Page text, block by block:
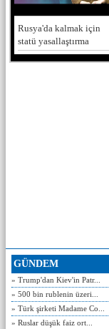
Rusya'da kalmak için
statü yasallaştırma
GÜNDEM
» Trump'dan Kiev'in Patr...
» 500 bin rublenin üzeri...
» Türk şirketi Madame Co...
» Ruslar düşük faiz ort...